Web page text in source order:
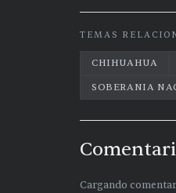
TEMAS
CHIHUAHUA
SOBERANIA
Cargando